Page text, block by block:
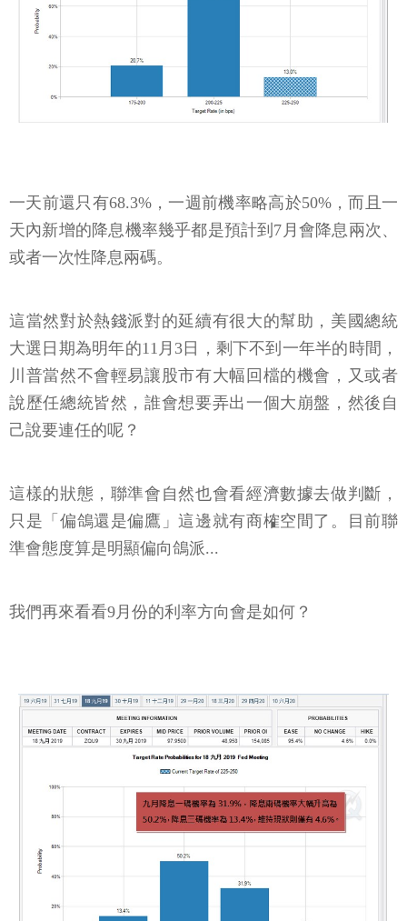
一天前還只有68.3%，一週前機率略高於50%，而且一
天內新增的降息機率幾乎都是預計到7月會降息兩次、
或者一次性降息兩碼。
這當然對於熱錢派對的延續有很大的幫助，美國總統
大選日期為明年的11月3日，剩下不到一年半的時間，
川普當然不會輕易讓股市有大幅回檔的機會，又或者
說歷任總統皆然，誰會想要弄出一個大崩盤，然後自
己說要連任的呢？
這樣的狀態，聯準會自然也會看經濟數據去做判斷，
只是「偏鴿還是偏鷹」這邊就有商榷空間了。目前聯
準會態度算是明顯偏向鴿派...
我們再來看看9月份的利率方向會是如何？